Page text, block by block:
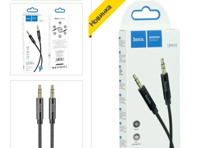
Новинка